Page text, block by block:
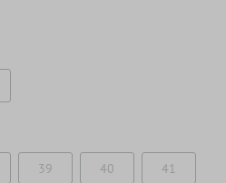
39 40 41